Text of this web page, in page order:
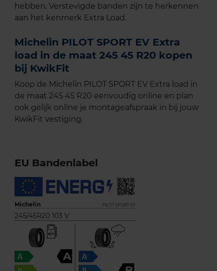
hebben. Verstevigde banden zijn te herkennen
aan het kenmerk Extra Load.
Michelin PILOT SPORT EV Extra
load in de maat 245 45 R20 kopen
bij KwikFit
Koop de Michelin PILOT SPORT EV Extra load in
de maat 245 45 R20 eenvoudig online en plan
ook gelijk online je montageafspraak in bij jouw
KwikFit vestiging.
EU Bandenlabel
Michelin PILOT SPORT EV
245/45R20 103 V
A